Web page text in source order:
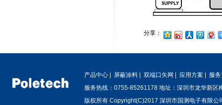
分享：
产品中心 屏蔽涂料 双端口矢网 应用方案
服
服务热线：0755-85261178 地址：深圳市龙华新区
版权所有 Copyright(C)2017 深圳市国测电子有限公